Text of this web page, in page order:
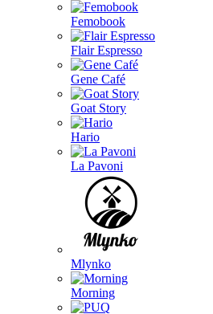
Femobook
Flair Espresso
Gene Café
Goat Story
Hario
La Pavoni
Mlynko
Morning